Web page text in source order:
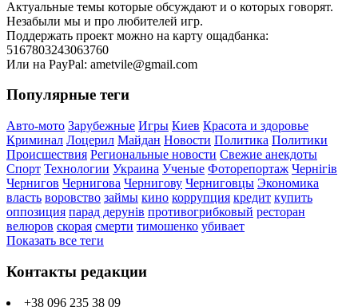
Актуальные темы которые обсуждают и о которых говорят.
Незабыли мы и про любителей игр.
Поддержать проект можно на карту ощадбанка:
5167803243063760
Или на PayPal: ametvile@gmail.com
Популярные теги
Авто-мото Зарубежные Игры Киев Красота и здоровье
Криминал Лоцерил Майдан Новости Политика Политики
Происшествия Региональные новости Свежие анекдоты
Спорт Технологии Украина Ученые Фоторепортаж Чернігів
Чернигов Чернигова Чернигову Черниговцы Экономика
власть воровство займы кино коррупция кредит купить
оппозиция парад дерунів противогрибковый ресторан
велюров скорая смерти тимошенко убивает
Показать все теги
Контакты редакции
+38 096 235 38 09